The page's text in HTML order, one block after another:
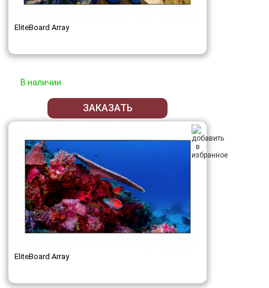
EliteBoard Array
В наличии
ЗАКАЗАТЬ
EliteBoard Array